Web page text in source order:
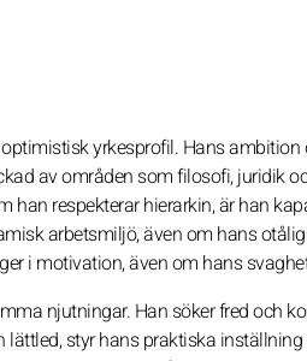
yrkesprofil. Hans
av områden som filosofi, juridik
respekterar hierarkin, är han
arbetsmiljö, även om hans
i motivation, även om hans
njutningar. Han söker fred och
styr hans praktiska